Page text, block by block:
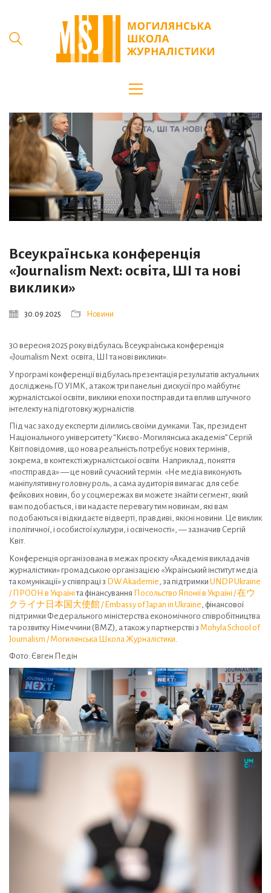
Всеукраїнська конференція
«Journalism Next: освіта, ШІ та нові
виклики»
30.09.2025 Новини
30 вересня 2025 року відбулась Всеукраїнська конференція
«Journalism Next: освіта, ШІ та нові виклики».
У програмі конференції відбулась презентація результатів актуальних
досліджень ГО УІМК, а також три панельні дискусії про майбутнє
журналістської освіти, виклики епохи постправди та вплив штучного
інтелекту на підготовку журналістів.
Під час заходу експерти ділились своїми думками. Так, президент
Національного університету “Києво-Могилянська академія” Сергій
Квіт повідомив, що нова реальність потребує нових термінів,
зокрема, в контексті журналістської освіти. Наприклад, поняття
«постправда» — це новий сучасний термін. «Не медіа виконують
маніпулятивну головну роль, а сама аудиторія вимагає для себе
фейкових новин, бо у соцмережах ви можете знайти сегмент, який
вам подобається, і ви надаєте перевагу тим новинам, які вам
подобаються і відкидаєте відверті, правдиві, якісні новини. Це виклик
і політичної, і особистої культури, і освіченості», — зазначив Сергій
Квіт.
Конференція організована в межах проєкту «Академія викладачів
журналістики» громадською організацією «Український інститут медіа
та комунікації» у співпраці з DW Akademie , за підтримки UNDP Ukraine
/ ПРООН в Україніта фінансування Посольство Японії в Україні / 在ウ
クライナ日本国大使館 / Embassy of Japan in Ukraine , фінансової
підтримки Федерального міністерства економічного співробітництва
та розвитку Німеччини (BMZ), а також у партнерстві з Mohyla School of
Journalism / Могилянська Школа Журналістики
Фото: Євген Педін